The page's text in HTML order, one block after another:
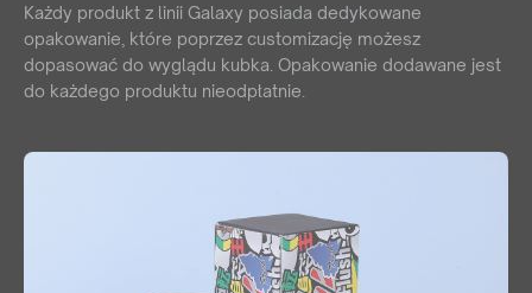
Każdy produkt z linii Galaxy posiada dedykowane
opakowanie, które poprzez customizację możesz
dopasować do wyglądu kubka. Opakowanie dodawane jest
do każdego produktu nieodpłatnie.